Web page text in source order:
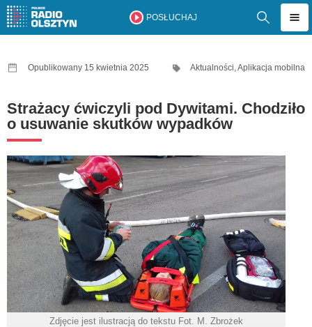
POSŁUCHAJ
Opublikowany 15 kwietnia 2025 Aktualności,Aplikacja mobilna
Strażacy ćwiczyli pod Dywitami. Chodziło
o usuwanie skutków wypadków
Zdjęcie jest ilustracją do tekstu Fot. M. Zbrożek